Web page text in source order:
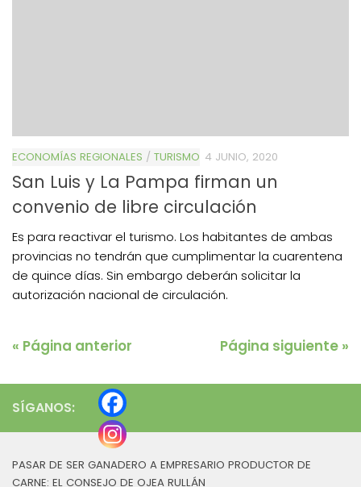
ECONOMÍAS REGIONALES / TURISMO 4 JUNIO, 2020
San Luis y La Pampa firman un
convenio de libre circulación
Es para reactivar el turismo. Los habitantes de ambas
provincias no tendrán que cumplimentar la cuarentena
de quince días. Sin embargo deberán solicitar la
autorización nacional de circulación.
« Página anterior Página siguiente »
SÍGANOS:
PASAR DE SER GANADERO A EMPRESARIO PRODUCTOR DE
CARNE: EL CONSEJO DE OJEA RULLÁN